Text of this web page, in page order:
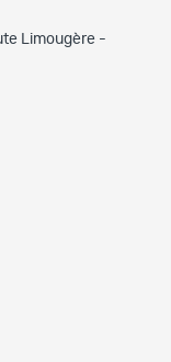
Limougère -